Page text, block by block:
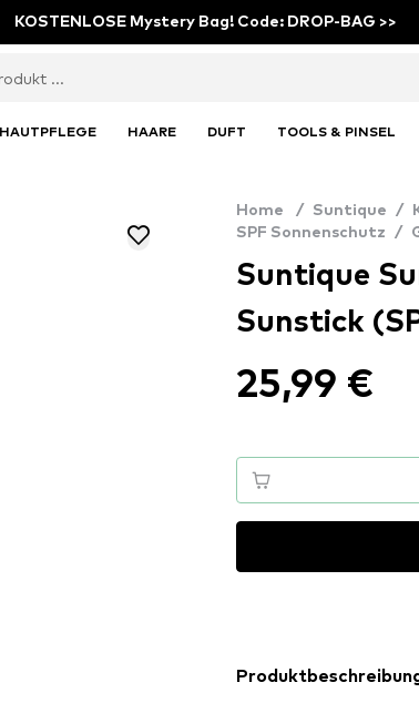
KOSTENLOSE Mystery Bag! Code: DROP-BAG >>
HAUTPFLEGE HAARE DUFT TOOLS & PINSEL
Home / Suntique /
SPF Sonnenschutz
/
Suntique
Sunstick
25,99 €